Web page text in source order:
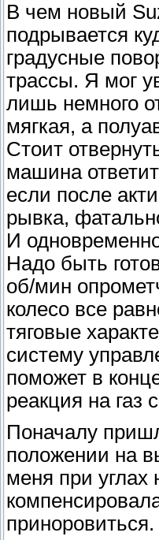
В чем новый
подрывается
градусные
трассы. Я мог
лишь немного
мягкая, а
Стоит
машина
если после
рывка,
И
Надо быть
об/мин
колесо все
тяговые
систему
поможет в
реакция на газ
Поначалу
положении на
меня при углах
приноровиться.